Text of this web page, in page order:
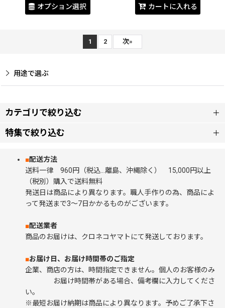
オプション選択 カートに入れる
1 2 次»
用途で選ぶ
カテゴリで絞り込む
ウェディングワインボックス・メモリアルボックス
ワインボックス
【店舗用】木製メニューブック
野鳥用餌台(バードフィーダー)
意見箱・アンケートボックス
特集で絞り込む
アンティーク・レトロ
にこにこ♪ボックス
ナチュラルカラー自然塗装
バードウォッチング（巣箱、餌台）
焼杉
■配送方法
送料一律 960円（税込…離島、沖縄除く） 15,000円以上
（税別）購入で送料無料
発送日は商品により異なります。職人手作りの為、商品によ
って発送まで3～7日かかるものがございます。
■配送業者
商品のお届けは、クロネコヤマトにて発送しております。
■お届け日、お届け時間帯のご指定
企業、商店の方は、時間指定できません。個人のお客様のみ
お届け時間帯がある場合、備考欄に入力してくださ
い。
※最短お届け納期は商品により異なります。予めご了承下さ